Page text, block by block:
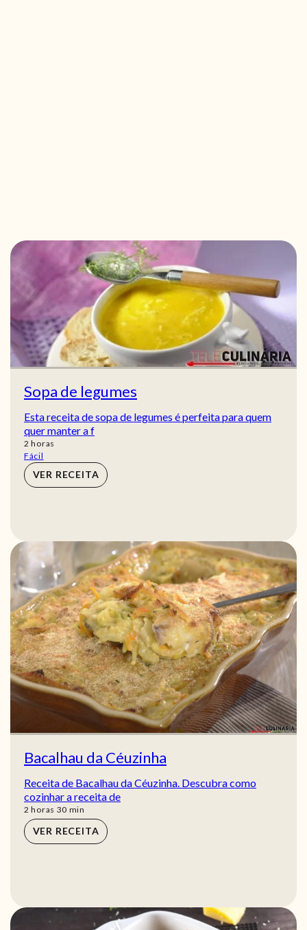
Sopa de legumes
Esta receita de sopa de legumes é perfeita para quem
quer manter a f
2 horas
horas
Fácil
VER RECEITA
Bacalhau da Céuzinha
Receita de Bacalhau da Céuzinha. Descubra como
cozinhar a receita de
2 horas
horas 30 min
min
VER RECEITA